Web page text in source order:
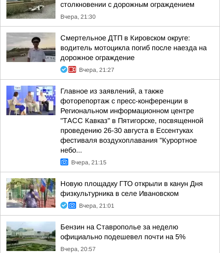
столкновении с дорожным ограждением
Вчера, 21:30
Смертельное ДТП в Кировском округе:
водитель мотоцикла погиб после наезда на
дорожное ограждение
Вчера, 21:27
Главное из заявлений, а также
фоторепортаж с пресс-конференции в
Региональном информационном центре
"ТАСС Кавказ" в Пятигорске, посвященной
проведению 26-30 августа в Ессентуках
фестиваля воздухоплавания "Курортное
небо...
Вчера, 21:15
Новую площадку ГТО открыли в канун Дня
физкультурника в селе Ивановском
Вчера, 21:01
Бензин на Ставрополье за неделю
официально подешевел почти на 5%
Вчера, 20:57